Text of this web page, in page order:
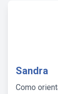
Sandra
Como